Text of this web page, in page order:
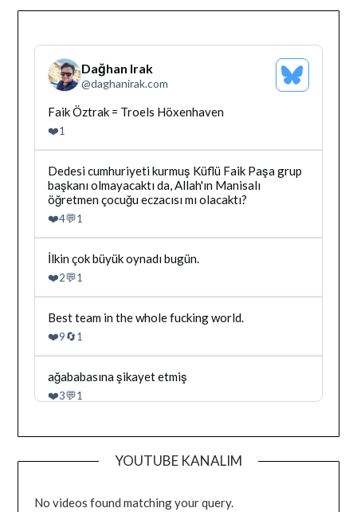
Dağhan Irak
@daghanirak.com
Bluesky
Profilini
Bluesky'da
Dağhan
Irak
tarafindan
yazilan
gonderiyi
goruntule
Faik Öztrak = Troels Höxenhaven
❤️1
Bluesky'da
Dağhan
Irak
tarafindan
yazilan
gonderiyi
goruntule
Dedesi cumhuriyeti kurmuş Küflü Faik Paşa grup
başkanı olmayacaktı da, Allah'ın Manisalı
öğretmen çocuğu eczacısı mı olacaktı?
❤️4💬1
Bluesky'da
Dağhan
Irak
tarafindan
yazilan
gonderiyi
goruntule
İlkin çok büyük oynadı bugün.
❤️2💬1
Bluesky'da
Dağhan
Irak
tarafindan
yazilan
gonderiyi
goruntule
Best team in the whole fucking world.
❤️9🔄1
Bluesky'da
Dağhan
Irak
yazilan
goruntule
ağababasına şikayet etmiş
❤️3💬1
YOUTUBE KANALIM
No videos found matching your query.